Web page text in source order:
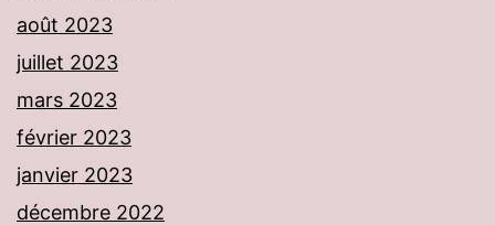
août 2023
juillet 2023
mars 2023
février 2023
janvier 2023
décembre 2022